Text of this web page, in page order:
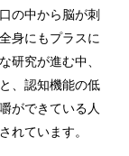
の中から脳が刺
身にもプラスに
研究が進む中、
、認知機能の低
ができている人
れています。